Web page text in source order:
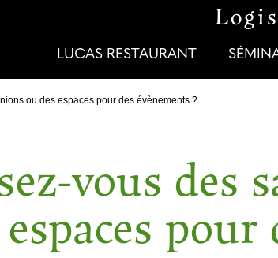
LUCAS RESTAURANT
ou des espaces pour des évènements ?
vous des
espaces pour